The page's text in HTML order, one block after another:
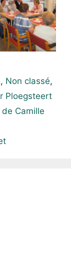
, Non classé,
Ploegsteert
Camille